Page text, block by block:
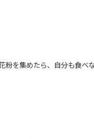
粉を集めたら、自分も食